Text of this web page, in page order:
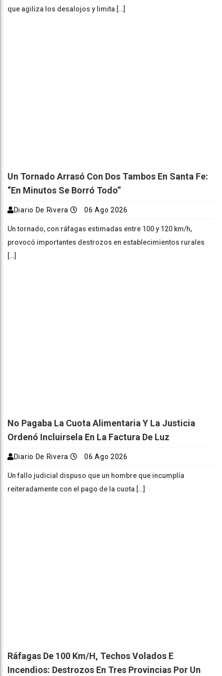
que agiliza los desalojos y limita […]
Un Tornado Arrasó Con Dos Tambos En Santa Fe:
“En Minutos Se Borró Todo”
Diario De Rivera 06 Ago 2026
Un tornado, con ráfagas estimadas entre 100 y 120 km/h,
provocó importantes destrozos en establecimientos rurales
[…]
No Pagaba La Cuota Alimentaria Y La Justicia
Ordenó Incluirsela En La Factura De Luz
Diario De Rivera 06 Ago 2026
Un fallo judicial dispuso que un hombre que incumplía
reiteradamente con el pago de la cuota […]
Ráfagas De 100 Km/h, Techos Volados E
Incendios: Destrozos En Tres Provincias Por Un